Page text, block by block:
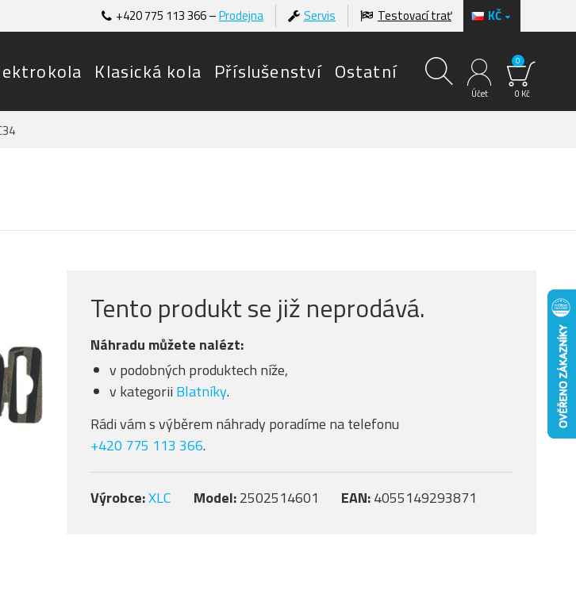
KČ
+420 775 113 366 –Prodejna Servis Testovací trať
Klasická kola Příslušenství Ostatní
Účet 0 Kč
0
Tento produkt se již neprodává.
Náhradu můžete nalézt:
v podobných produktech níže,
v kategorii Blatníky.
Rádi vám s výběrem náhrady poradíme na telefonu
+420 775 113 366.
Výrobce:XLC Model:2502514601 EAN:4055149293871